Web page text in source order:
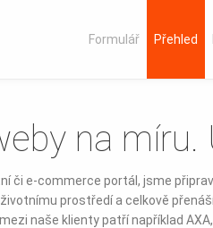
Formulář Přehled
na míru.
e-commerce portál, jsme
prostředí a celkově
naše klienty patří například